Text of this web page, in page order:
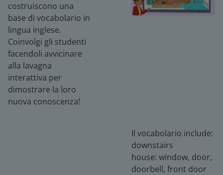
costruiscono una
base di vocabolario in
lingua inglese.
Coinvolgi gli studenti
facendoli avvicinare
alla lavagna
interattiva per
dimostrare la loro
nuova conoscenza!
Il vocabolario include:
downstairs
house: window, door,
doorbell, front door